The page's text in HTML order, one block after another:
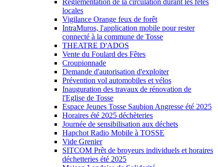
locales
Vigilance Orange feux de forêt
IntraMuros, l'application mobile pour rester
connecté à la commune de Tosse
THEATRE D'ADOS
Vente du Foulard des Fêtes
Croupionnade
Demande d'autorisation d'exploiter
Prévention vol automobiles et vélos
Inauguration des travaux de rénovation de
l'Eglise de Tosse
Espace Jeunes Tosse Saubion Angresse été 2025
Horaires été 2025 déchèteries
Journée de sensibilisation aux déchets
Hapchot Radio Mobile à TOSSE
Vide Grenier
SITCOM Prêt de broyeurs individuels et horaires
déchetteries été 2025